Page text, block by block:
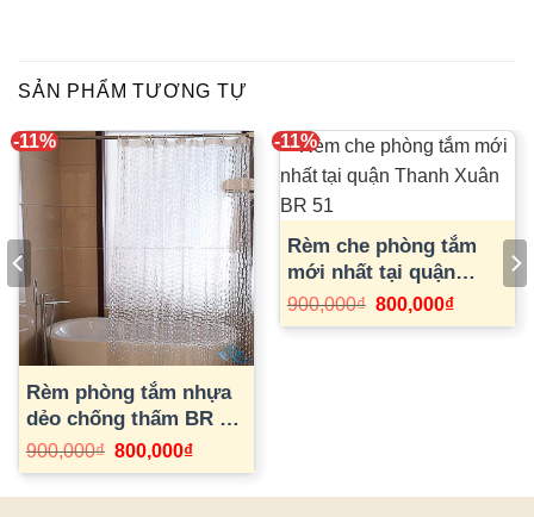
SẢN PHẨM TƯƠNG TỰ
-11%
Rèm phòng tắm nhựa
dẻo chống thấm BR 50
tại Hà Nội
900,000₫ Giá
gốc
là:
900,000₫.
800,000₫Giá
tại
là:
-11%
Rèm che phòng tắm
mới nhất tại quận
Thanh Xuân BR 51
900,000₫ Giá
là:
800,000₫Giá
tại